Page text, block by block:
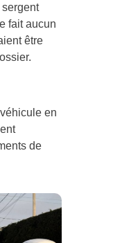
sergent
fait aucun
être
en
de